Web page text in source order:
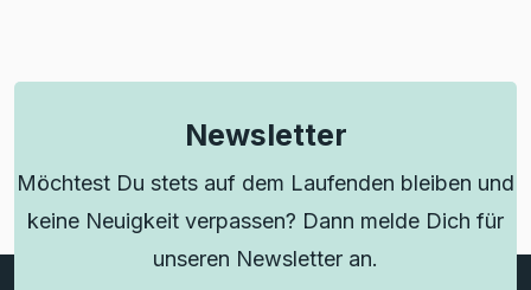
Newsletter
Möchtest Du stets auf dem Laufenden bleiben und
keine Neuigkeit verpassen? Dann melde Dich für
unseren Newsletter an.